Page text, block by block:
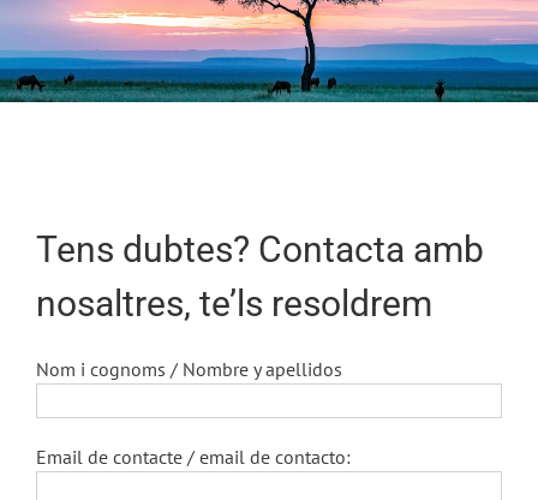
Tens dubtes? Contacta amb
nosaltres, te’ls resoldrem
Nom i cognoms / Nombre y apellidos
Email de contacte / email de contacto: